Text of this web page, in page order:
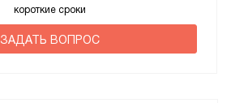
короткие сроки
ЗАДАТЬ ВОПРОС